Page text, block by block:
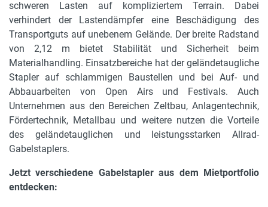
max. Tragkraft
5000 kg
Lastschwerpunkt
600 mm
Gerätebreite in m
2.08 m
Antrieb
Diesel
Rußpartikelfilter
schweren Lasten auf kompliziertem Terrain. Dabei
verhindert der Lastendämpfer eine Beschädigung des
Transportguts auf unebenem Gelände. Der breite Radstand
von 2,12 m bietet Stabilität und Sicherheit beim
Materialhandling. Einsatzbereiche hat der geländetaugliche
Stapler auf schlammigen Baustellen und bei Auf- und
Abbauarbeiten von Open Airs und Festivals. Auch
Unternehmen aus den Bereichen Zeltbau, Anlagentechnik,
Fördertechnik, Metallbau und weitere nutzen die Vorteile
des geländetauglichen und leistungsstarken Allrad-
Gabelstaplers.
Jetzt verschiedene Gabelstapler aus dem Mietportfolio
entdecken: